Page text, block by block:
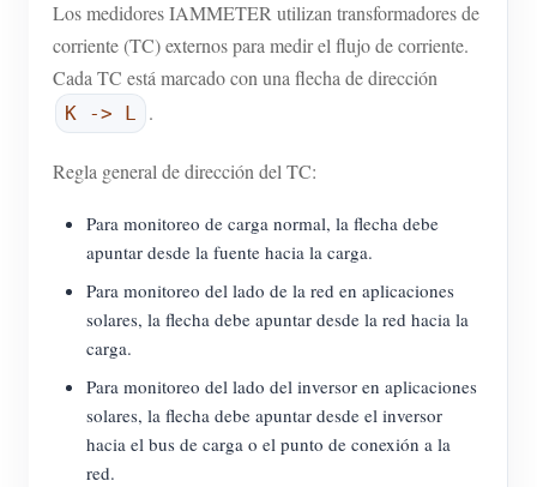
Los medidores IAMMETER utilizan transformadores de
corriente (TC) externos para medir el flujo de corriente.
Cada TC está marcado con una flecha de dirección
K -> L .
Regla general de dirección del TC:
Para monitoreo de carga normal, la flecha debe
apuntar desde la fuente hacia la carga.
Para monitoreo del lado de la red en aplicaciones
solares, la flecha debe apuntar desde la red hacia la
carga.
Para monitoreo del lado del inversor en aplicaciones
solares, la flecha debe apuntar desde el inversor
hacia el bus de carga o el punto de conexión a la
red.